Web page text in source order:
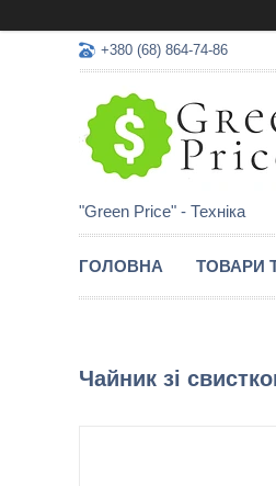
+380 (68) 864-74-86
"Green Price" - Техніка
ГОЛОВНА ТОВАРИ
Чайник зі